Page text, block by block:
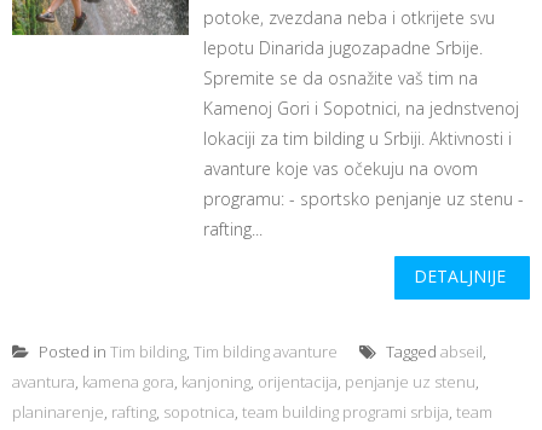
potoke, zvezdana neba i otkrijete svu
lepotu Dinarida jugozapadne Srbije.
Spremite se da osnažite vaš tim na
Kamenoj Gori i Sopotnici, na jednstvenoj
lokaciji za tim bilding u Srbiji. Aktivnosti i
avanture koje vas očekuju na ovom
programu: - sportsko penjanje uz stenu -
rafting...
DETALJNIJE
Posted in Tim bilding, Tim bilding avanture Tagged abseil,
avantura, kamena gora, kanjoning, orijentacija, penjanje uz stenu,
planinarenje, rafting, sopotnica, team building programi srbija, team